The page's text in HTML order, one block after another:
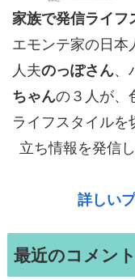
家族で発信ライフ
エモンテ家の日本
人夫のっぽさん、
ちゃんの３人が、
ライフスタイルを
立ち情報を発信
詳しい
最近のコメント